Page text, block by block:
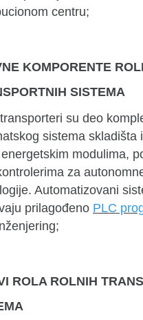
centru;
KOMPORENTE
SISTEMA
su deo
sistema skladišta
modulima,
za
Automatizovani
prilagođeno PLC
ROLA ROLNIH